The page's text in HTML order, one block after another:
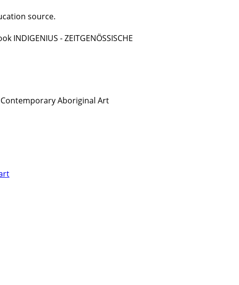
source.
INDIGENIUS - ZEITGENÖSSISCHE
Contemporary Aboriginal Art